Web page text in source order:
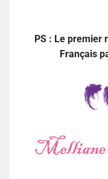
PS : Le premier
Français